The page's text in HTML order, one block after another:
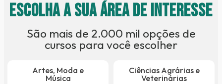
Escolha a sua área de interesse
São mais de 2.000 mil opções de
cursos para você escolher
Artes, Moda e
Música
Ciências Agrárias e
Veterinárias